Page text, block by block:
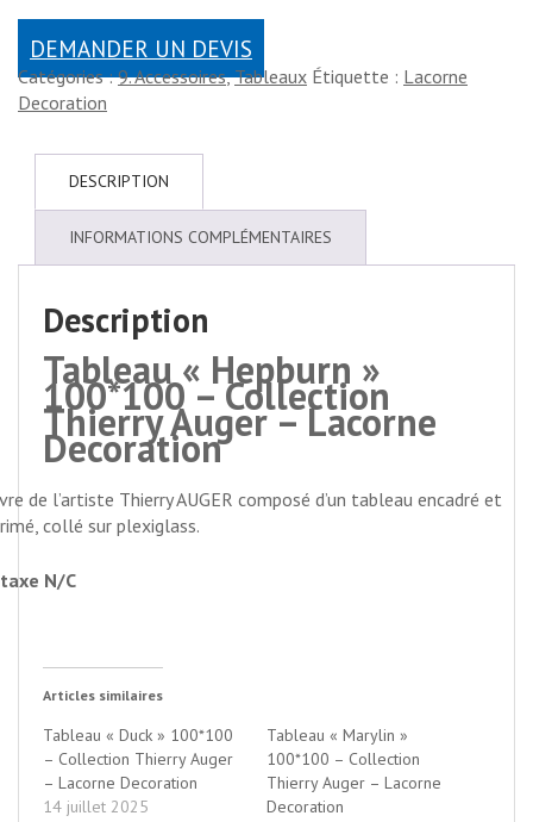
DEMANDER UN DEVIS
Catégories :9. Accessoires,Tableaux Étiquette : Lacorne
Decoration
DESCRIPTION
INFORMATIONS COMPLÉMENTAIRES
Description
Tableau « Hepburn »
100*100 – Collection
Thierry Auger – Lacorne
Decoration
de l’artiste Thierry AUGER composé d’un tableau encadré et
collé sur plexiglass.
N/C
Articles similaires
Tableau « Duck » 100*100
– Collection Thierry Auger
– Lacorne Decoration
14 juillet 2025
Tableau « Marylin »
100*100 – Collection
Thierry Auger – Lacorne
Decoration